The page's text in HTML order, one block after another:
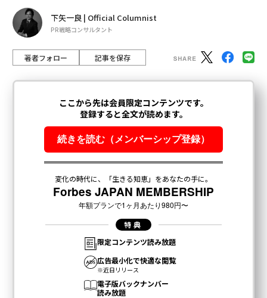
下矢一良 | Official Columnist
PR戦略コンサルタント
著者フォロー 記事を保存